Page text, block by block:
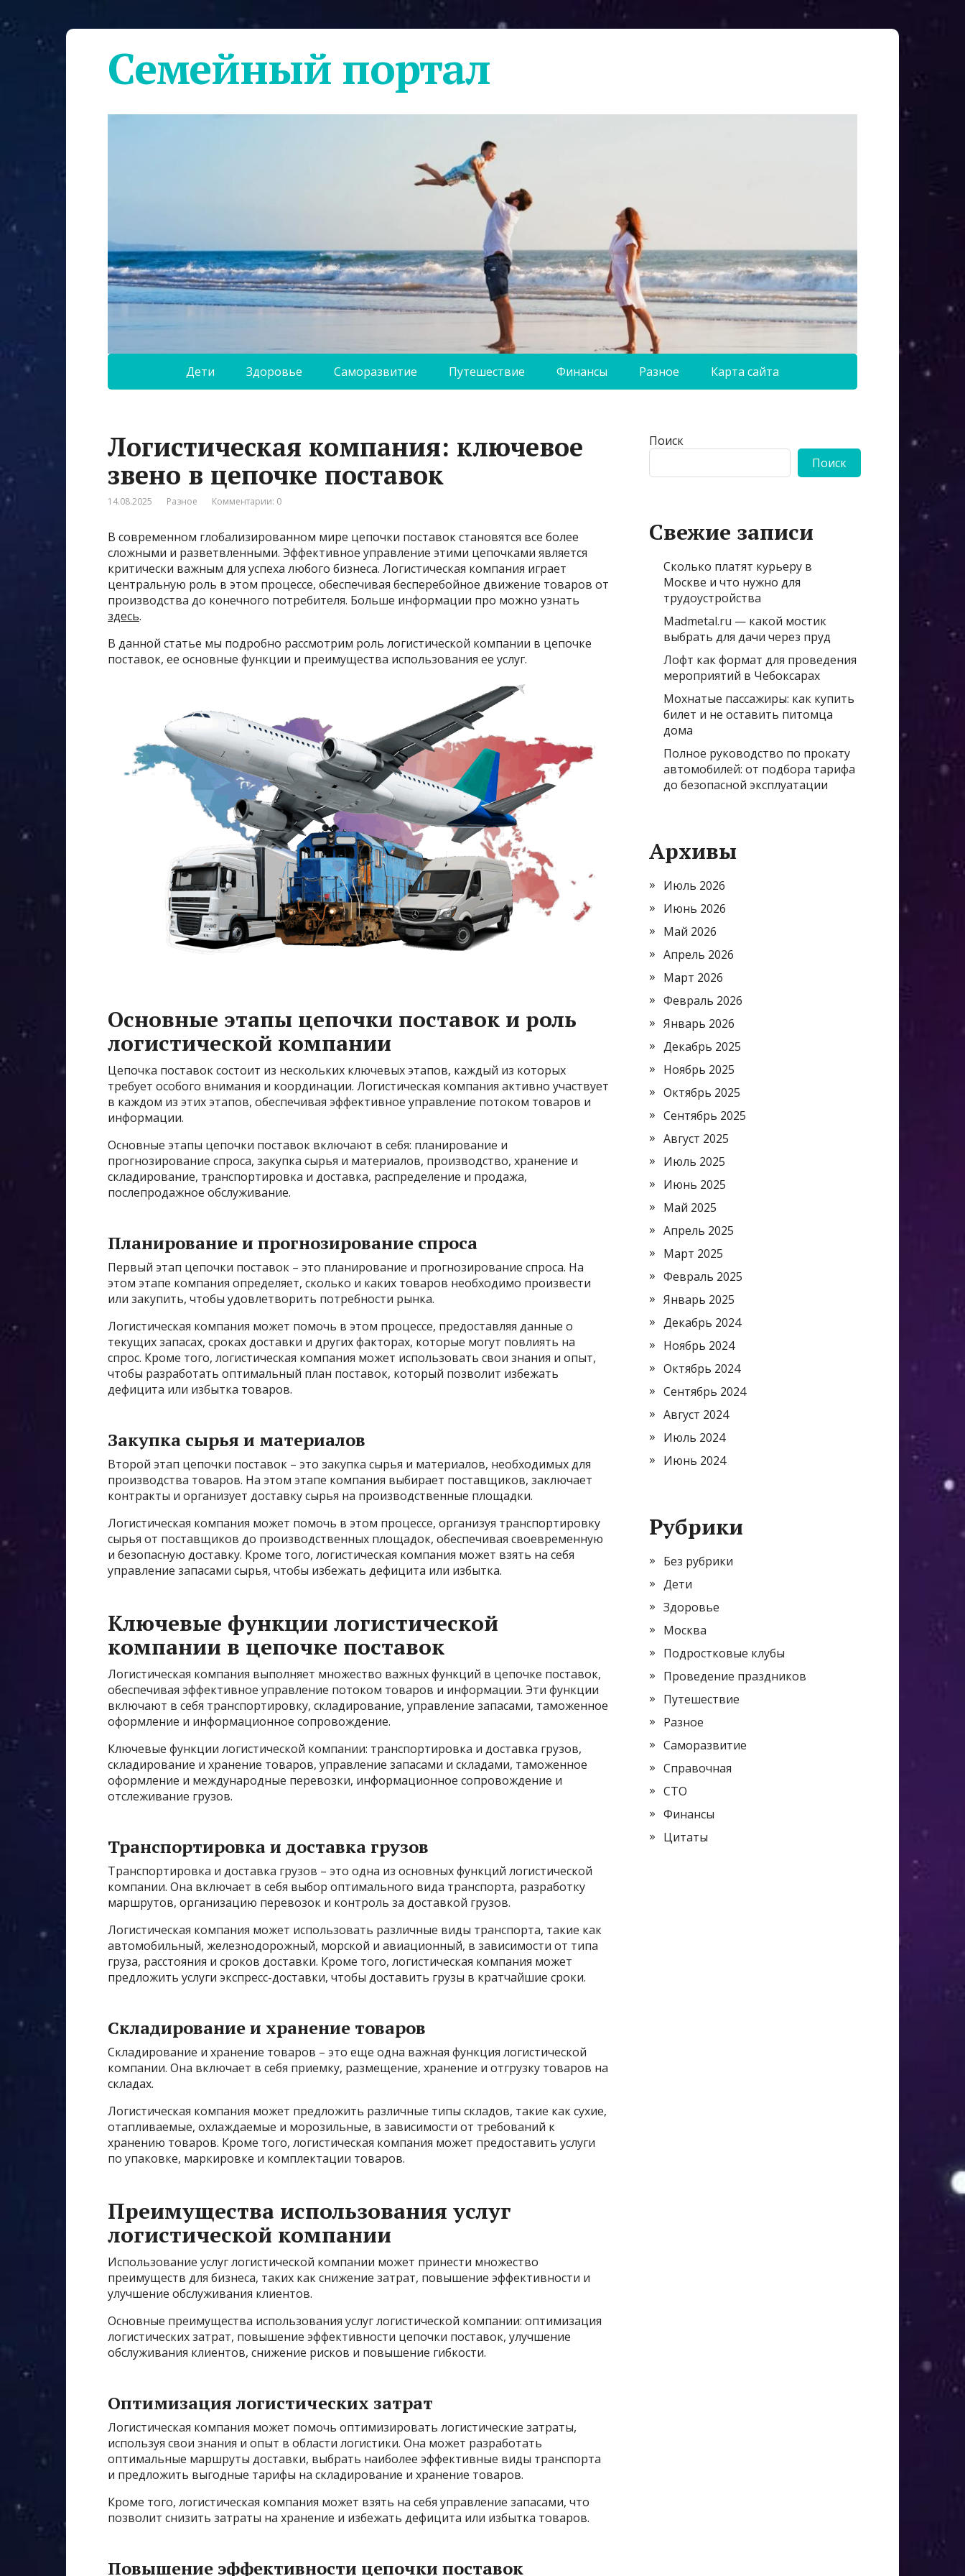
Семейный портал
Дети Здоровье Саморазвитие Путешествие Финансы Разное Карта сайта
Логистическая компания: ключевое
звено в цепочке поставок
14.08.2025 Разное Комментарии: 0
В современном глобализированном мире цепочки поставок становятся все более
сложными и разветвленными. Эффективное управление этими цепочками является
критически важным для успеха любого бизнеса. Логистическая компания играет
центральную роль в этом процессе, обеспечивая бесперебойное движение товаров от
производства до конечного потребителя. Больше информации про можно узнать
здесь.
В данной статье мы подробно рассмотрим роль логистической компании в цепочке
поставок, ее основные функции и преимущества использования ее услуг.
Основные этапы цепочки поставок и роль
логистической компании
Цепочка поставок состоит из нескольких ключевых этапов, каждый из которых
требует особого внимания и координации. Логистическая компания активно участвует
в каждом из этих этапов, обеспечивая эффективное управление потоком товаров и
информации.
Основные этапы цепочки поставок включают в себя: планирование и
прогнозирование спроса, закупка сырья и материалов, производство, хранение и
складирование, транспортировка и доставка, распределение и продажа,
послепродажное обслуживание.
Планирование и прогнозирование спроса
Первый этап цепочки поставок – это планирование и прогнозирование спроса. На
этом этапе компания определяет, сколько и каких товаров необходимо произвести
или закупить, чтобы удовлетворить потребности рынка.
Логистическая компания может помочь в этом процессе, предоставляя данные о
текущих запасах, сроках доставки и других факторах, которые могут повлиять на
спрос. Кроме того, логистическая компания может использовать свои знания и опыт,
чтобы разработать оптимальный план поставок, который позволит избежать
дефицита или избытка товаров.
Закупка сырья и материалов
Второй этап цепочки поставок – это закупка сырья и материалов, необходимых для
производства товаров. На этом этапе компания выбирает поставщиков, заключает
контракты и организует доставку сырья на производственные площадки.
Логистическая компания может помочь в этом процессе, организуя транспортировку
сырья от поставщиков до производственных площадок, обеспечивая своевременную
и безопасную доставку. Кроме того, логистическая компания может взять на себя
управление запасами сырья, чтобы избежать дефицита или избытка.
Ключевые функции логистической
компании в цепочке поставок
Логистическая компания выполняет множество важных функций в цепочке поставок,
обеспечивая эффективное управление потоком товаров и информации. Эти функции
включают в себя транспортировку, складирование, управление запасами, таможенное
оформление и информационное сопровождение.
Ключевые функции логистической компании: транспортировка и доставка грузов,
складирование и хранение товаров, управление запасами и складами, таможенное
оформление и международные перевозки, информационное сопровождение и
отслеживание грузов.
Транспортировка и доставка грузов
Транспортировка и доставка грузов – это одна из основных функций логистической
компании. Она включает в себя выбор оптимального вида транспорта, разработку
маршрутов, организацию перевозок и контроль за доставкой грузов.
Логистическая компания может использовать различные виды транспорта, такие как
автомобильный, железнодорожный, морской и авиационный, в зависимости от типа
груза, расстояния и сроков доставки. Кроме того, логистическая компания может
предложить услуги экспресс-доставки, чтобы доставить грузы в кратчайшие сроки.
Складирование и хранение товаров
Складирование и хранение товаров – это еще одна важная функция логистической
компании. Она включает в себя приемку, размещение, хранение и отгрузку товаров на
складах.
Логистическая компания может предложить различные типы складов, такие как сухие,
отапливаемые, охлаждаемые и морозильные, в зависимости от требований к
хранению товаров. Кроме того, логистическая компания может предоставить услуги
по упаковке, маркировке и комплектации товаров.
Преимущества использования услуг
логистической компании
Использование услуг логистической компании может принести множество
преимуществ для бизнеса, таких как снижение затрат, повышение эффективности и
улучшение обслуживания клиентов.
Основные преимущества использования услуг логистической компании: оптимизация
логистических затрат, повышение эффективности цепочки поставок, улучшение
обслуживания клиентов, снижение рисков и повышение гибкости.
Оптимизация логистических затрат
Логистическая компания может помочь оптимизировать логистические затраты,
используя свои знания и опыт в области логистики. Она может разработать
оптимальные маршруты доставки, выбрать наиболее эффективные виды транспорта
и предложить выгодные тарифы на складирование и хранение товаров.
Кроме того, логистическая компания может взять на себя управление запасами, что
позволит снизить затраты на хранение и избежать дефицита или избытка товаров.
Повышение эффективности цепочки поставок
Поиск
Поиск
Свежие записи
Сколько платят курьеру в
Москве и что нужно для
трудоустройства
Madmetal.ru — какой мостик
выбрать для дачи через пруд
Лофт как формат для проведения
мероприятий в Чебоксарах
Мохнатые пассажиры: как купить
билет и не оставить питомца
дома
Полное руководство по прокату
автомобилей: от подбора тарифа
до безопасной эксплуатации
Архивы
Июль 2026
Июнь 2026
Май 2026
Апрель 2026
Март 2026
Февраль 2026
Январь 2026
Декабрь 2025
Ноябрь 2025
Октябрь 2025
Сентябрь 2025
Август 2025
Июль 2025
Июнь 2025
Май 2025
Апрель 2025
Март 2025
Февраль 2025
Январь 2025
Декабрь 2024
Ноябрь 2024
Октябрь 2024
Сентябрь 2024
Август 2024
Июль 2024
Июнь 2024
Рубрики
Без рубрики
Дети
Здоровье
Москва
Подростковые клубы
Проведение праздников
Путешествие
Разное
Саморазвитие
Справочная
СТО
Финансы
Цитаты